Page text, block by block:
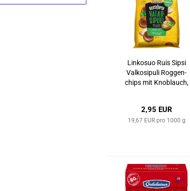
Lin­ko­suo Ruis Sipsi
Val­ko­si­pu­li Rog­gen­
chips mit Knob­lauch,
2,95 EUR
19,67 EUR pro 1000 g